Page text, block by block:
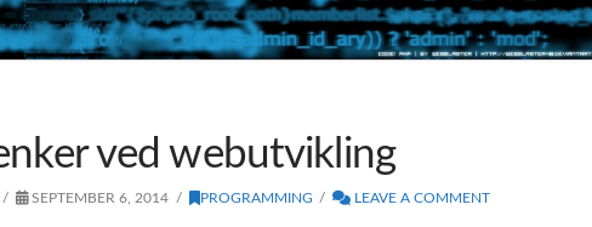
ved webutvikling
SEPTEMBER 6, 2014 PROGRAMMING LEAVE A COMMENT